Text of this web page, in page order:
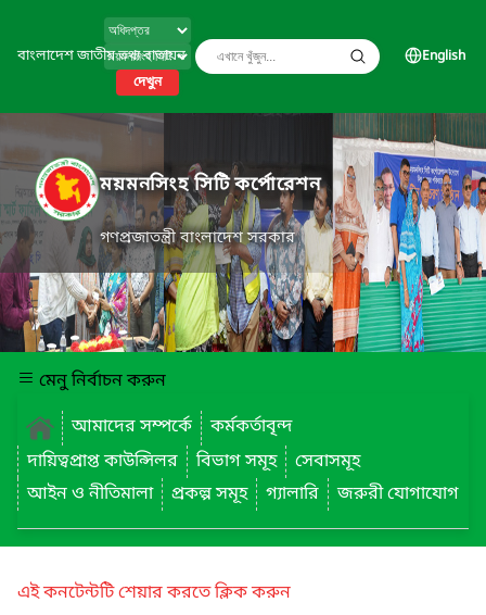
বাংলাদেশ জাতীয় তথ্য বাতায়ন
দেখুন
English
ময়মনসিংহ সিটি কর্পোরেশন
গণপ্রজাতন্ত্রী বাংলাদেশ সরকার
মেনু নির্বাচন করুন
আমাদের সম্পর্কে
কর্মকর্তাবৃন্দ
দায়িত্বপ্রাপ্ত কাউন্সিলর
বিভাগ সমূহ
সেবাসমূহ
আইন ও নীতিমালা
প্রকল্প সমূহ গ্যালারি জরুরী যোগাযোগ
এই কনটেন্টটি শেয়ার করতে ক্লিক করুন